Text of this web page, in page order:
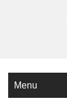
Menu